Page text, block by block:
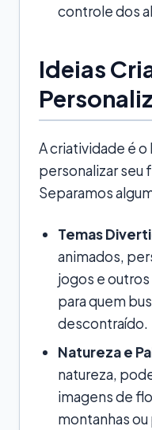
controle dos
Ideias
A criatividade é
personalizar seu
Separamos
Temas
animados,
jogos e
para quem
descontraído.
Natureza e
natureza,
imagens de
montanhas